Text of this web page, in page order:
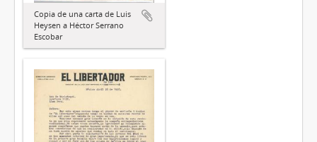
Copia de una carta de Luis
Heysen a Héctor Serrano
Escobar